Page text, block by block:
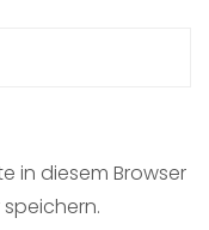
in diesem Browser